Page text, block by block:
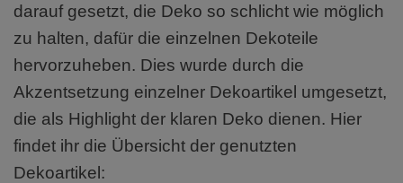
darauf gesetzt, die Deko so schlicht wie möglich
zu halten, dafür die einzelnen Dekoteile
hervorzuheben. Dies wurde durch die
Akzentsetzung einzelner Dekoartikel umgesetzt,
die als Highlight der klaren Deko dienen. Hier
findet ihr die Übersicht der genutzten
Dekoartikel: